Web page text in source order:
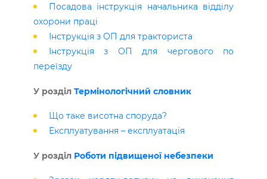
Посадова інструкція начальника відділу
охорони праці
Інструкція з ОП для тракториста
Інструкція з ОП для чергового по
переїзду
У розділ Термінологічний словник
Що таке висотна споруда?
Експлуатування – експлуатація
У розділ Роботи підвищеної небезпеки